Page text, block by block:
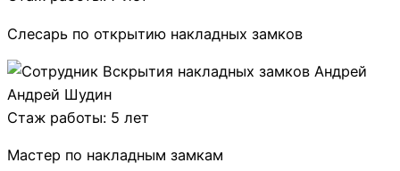
Слесарь по открытию накладных замков
Андрей Шудин
Стаж работы: 5 лет
Мастер по накладным замкам